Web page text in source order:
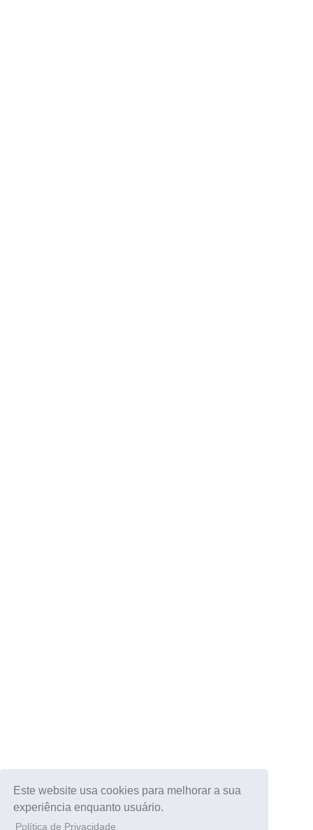
Este website usa cookies para melhorar a sua
experiência enquanto usuário.
Política de Privacidade